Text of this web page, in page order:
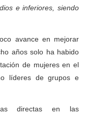
e inferiores, siendo
avance en mejorar
años solo ha habido
de mujeres en el
líderes de grupos e
directas en las